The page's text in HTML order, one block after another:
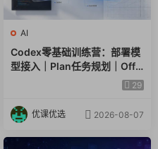
AI
Codex零基础训练营：部署模
型接入｜Plan任务规划｜Offic
29
优课优选 2026-08-07